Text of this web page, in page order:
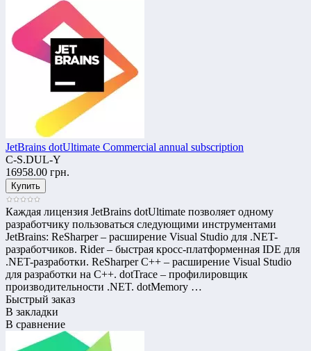
JetBrains dotUltimate Commercial annual subscription
C-S.DUL-Y
16958.00 грн.
Каждая лицензия JetBrains dotUltimate позволяет одному
разработчику пользоваться следующими инструментами
JetBrains: ReSharper – расширение Visual Studio для .NET-
разработчиков. Rider – быстрая кросс-платформенная IDE для
.NET-разработки. ReSharper C++ – расширение Visual Studio
для разработки на C++. dotTrace – профилировщик
производительности .NET. dotMemory …
Быстрый заказ
В закладки
В сравнение